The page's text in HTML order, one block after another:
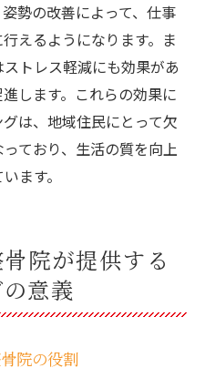
勢の改善によって、仕事
えるようになります。ま
トレス軽減にも効果があ
します。これらの効果に
は、地域住民にとって欠
ており、生活の質を向上
ます。
院が提供する
意義
院の役割